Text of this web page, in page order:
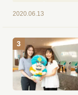
2020.06.13